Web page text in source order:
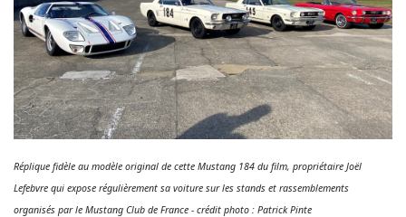
Réplique fidèle au modèle original de cette Mustang 184 du film, propriétaire Joël
Lefebvre qui expose régulièrement sa voiture sur les stands et rassemblements
organisés par le Mustang Club de France - crédit photo : Patrick Pinte